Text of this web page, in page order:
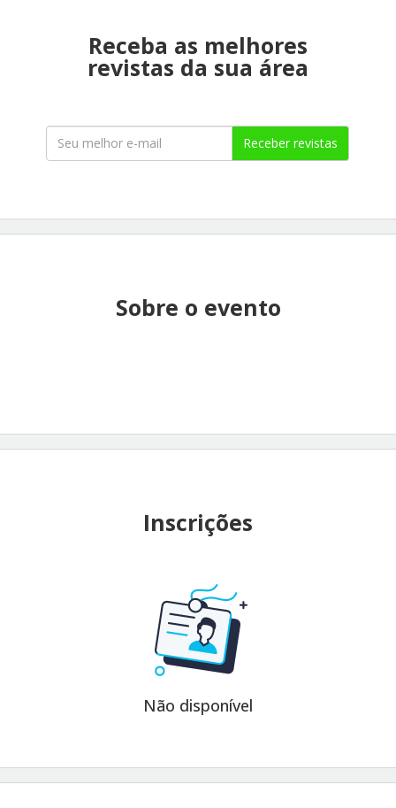
Receba as melhores
revistas da sua área
Receber revistas
Sobre o evento
Inscrições
Não disponível